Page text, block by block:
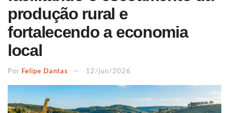
produção rural e
fortalecendo a economia
local
Por Felipe Dantas 12/jun/2026